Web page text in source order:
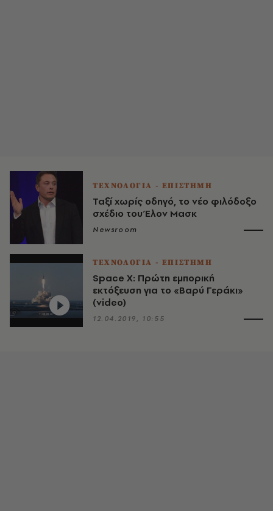
ΤΕΧΝΟΛΟΓΙΑ - ΕΠΙΣΤΗΜΗ
Ταξί χωρίς οδηγό, το νέο φιλόδοξο
σχέδιο του Έλον Μασκ
Newsroom
ΤΕΧΝΟΛΟΓΙΑ - ΕΠΙΣΤΗΜΗ
Space X: Πρώτη εμπορική
εκτόξευση για το «Βαρύ Γεράκι»
(video)
12.04.2019, 10:55